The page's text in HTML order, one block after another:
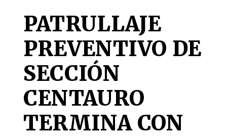
PATRULLAJE
PREVENTIVO DE
SECCIÓN
CENTAURO
TERMINA CON